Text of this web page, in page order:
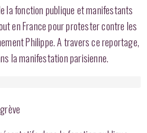
la fonction publique et manifestants
en France pour protester contre les
Philippe. A travers ce reportage,
la manifestation parisienne.